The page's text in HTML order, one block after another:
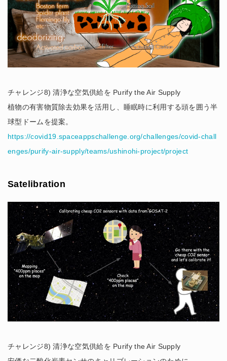
チャレンジ8) 清浄な空気供給を Purify the Air Supply
植物の有害物質除去効果を活用し、睡眠時に利用する頭を囲う半
球型ドームを提案。
https://covid19.spaceappschallenge.org/challenges/covid-chall
enges/purify-air-supply/teams/ushinohi-project/project
Satelibration
チャレンジ8) 清浄な空気供給を Purify the Air Supply